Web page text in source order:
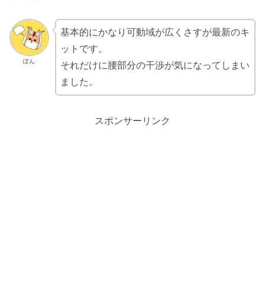
ぽん
基本的にかなり可動域が広くさすが最新のキ
ットです。
それだけに腰部分の干渉が気になってしまい
ました。
スポンサーリンク